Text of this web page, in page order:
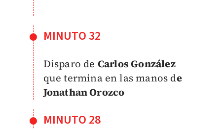
MINUTO 32
Disparo de Carlos González
que termina en las manos de
Jonathan Orozco
MINUTO 28